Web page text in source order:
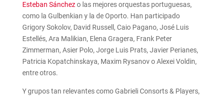
Esteban Sánchezo las mejores orquestas portuguesas,
como la Gulbenkian y la de Oporto. Han participado
Grigory Sokolov, David Russell, Caio Pagano, José Luis
Estellés, Ara Malikian, Elena Gragera, Frank Peter
Zimmerman, Asier Polo, Jorge Luis Prats, Javier Perianes,
Patricia Kopatchinskaya, Maxim Rysanov o Alexei Voldin,
entre otros.
Y grupos tan relevantes como Gabrieli Consorts & Players,